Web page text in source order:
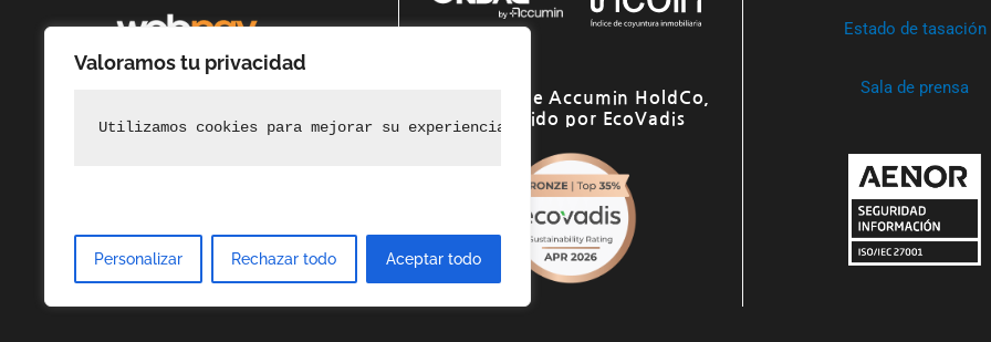
Valoramos tu privacidad
Utilizamos cookies para mejorar su experiencia de navegación, ofrecer anuncios o contenido
Personalizar Rechazar todo Aceptar todo
Miembro de Accumin HoldCo,
reconocido por EcoVadis
Estado de tasación
Sala de prensa